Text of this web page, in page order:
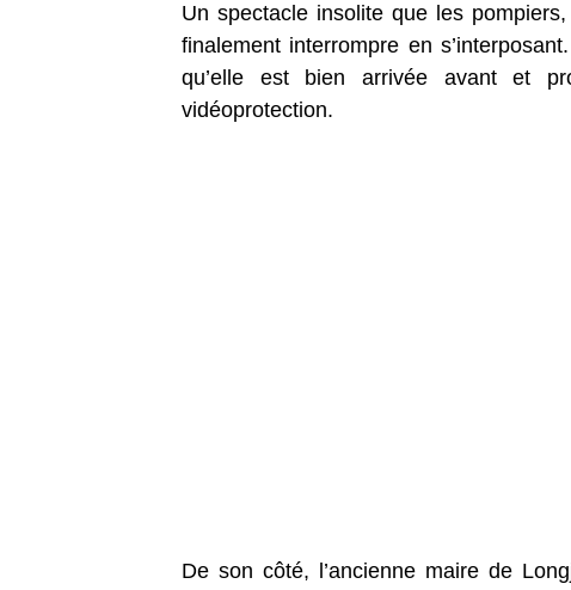
Un spectacle insolite que les
finalement interrompre en
qu’elle est bien arrivée avant et
vidéoprotection.
De son côté, l’ancienne maire de